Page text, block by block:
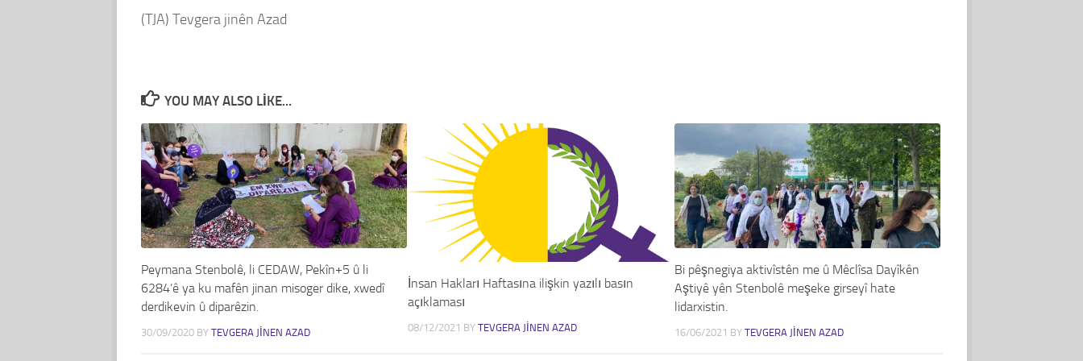
(TJA) Tevgera jinên Azad
YOU MAY ALSO LIKE...
Peymana Stenbolê, li CEDAW, Pekîn+5 û li
6284’ê ya ku mafên jinan misoger dike, xwedî
derdikevin û diparêzin.
30/09/2020BY TEVGERA JINEN AZAD
İnsan Hakları Haftasına ilişkin yazılı basın
açıklaması
08/12/2021 BY TEVGERA JINEN AZAD
Bi pêşnegiya aktivîstên me û Mêclîsa Dayîkên
Aştiyê yên Stenbolê meşeke girseyî hate
lidarxistin.
16/06/2021 BYTEVGERA JINEN AZAD